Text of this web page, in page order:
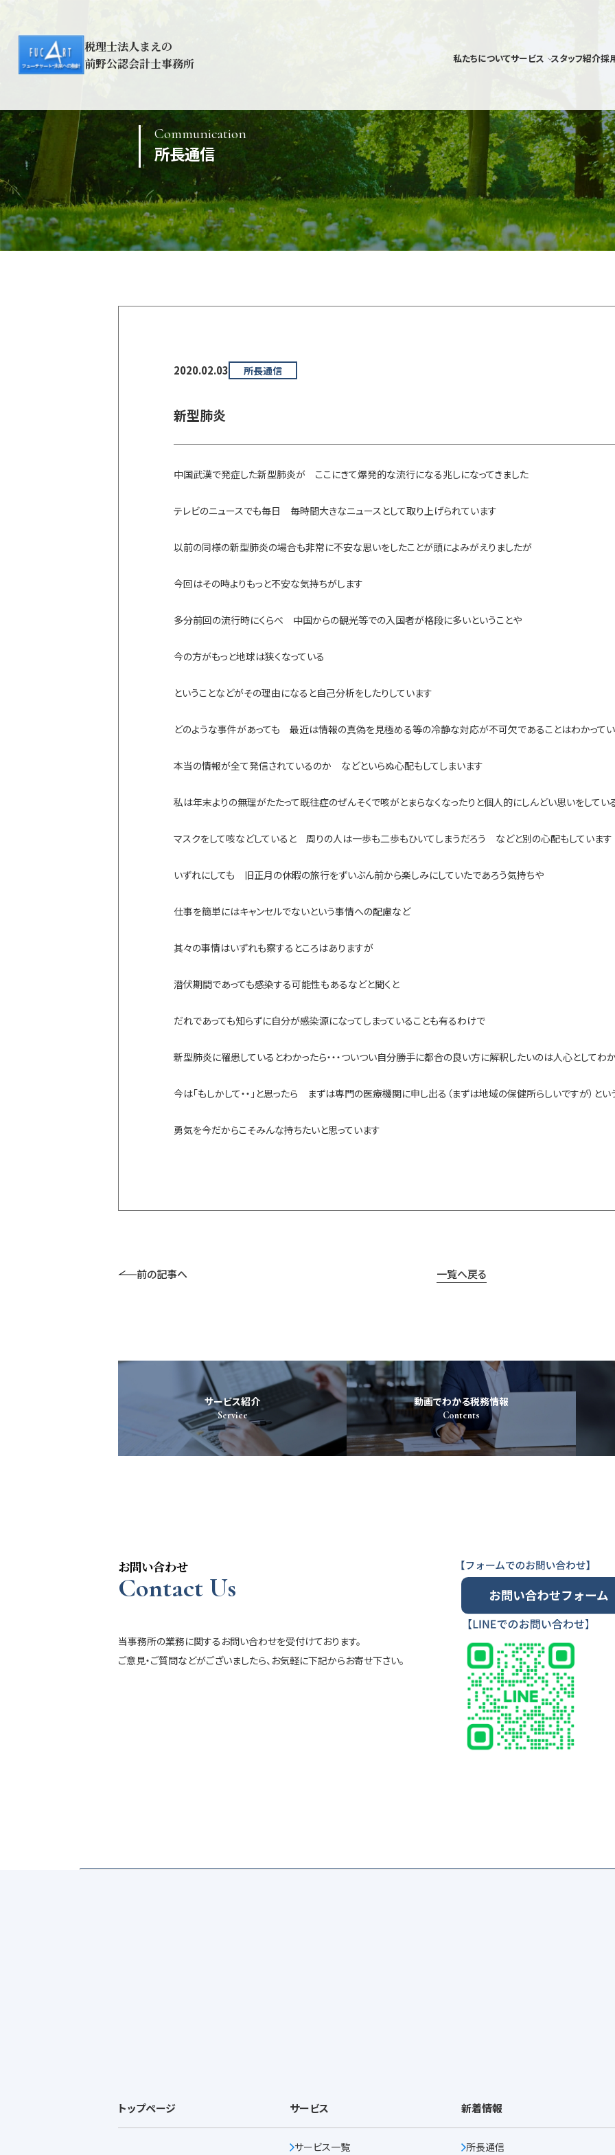
税理士法人まえの
前野公認会計士事務所
私たちについてサービス スタッフ紹介採
Communication
所長通信
2020.02.03 所長通信
新型肺炎
中国武漢で発症した新型肺炎が ここにきて爆発的な流行になる兆しになってきました
テレビのニュースでも毎日 毎時間大きなニュースとして取り上げられています
以前の同様の新型肺炎の場合も非常に不安な思いをしたことが頭によみがえりましたが
今回はその時よりもっと不安な気持ちがします
多分前回の流行時にくらべ 中国からの観光等での入国者が格段に多いということや
今の方がもっと地球は狭くなっている
ということなどがその理由になると自己分析をしたりしています
どのような事件があっても 最近は情報の真偽を見極める等の冷静な対応が不可欠であることはわかって
本当の情報が全て発信されているのか などといらぬ心配もしてしまいます
私は年末よりの無理がたたって既往症のぜんそくで咳がとまらなくなったりと個人的にしんどい思いをしてい
マスクをして咳などしていると 周りの人は一歩も二歩もひいてしまうだろう などと別の心配もしています
いずれにしても 旧正月の休暇の旅行をずいぶん前から楽しみにしていたであろう気持ちや
仕事を簡単にはキャンセルでないという事情への配慮など
其々の事情はいずれも察するところはありますが
潜伏期間であっても感染する可能性もあるなどと聞くと
だれであっても知らずに自分が感染源になってしまっていることも有るわけで
新型肺炎に罹患しているとわかったら・・・ついつい自分勝手に都合の良い方に解釈したいのは人心としてわ
今は「もしかして・・」と思ったら まずは専門の医療機関に申し出る（まずは地域の保健所らしいですが）とい
勇気を今だからこそみんな持ちたいと思っています
前の記事へ 一覧へ戻る
サービス紹介
Service
動画でわかる税務情報
Contents
お問い合わせ
Contact Us
当事務所の業務に関するお問い合わせを受付けております。
ご意見・ご質問などがございましたら、お気軽に下記からお寄せ下さい。
トップページ サービス
サービス一覧
新着情報
所長通信